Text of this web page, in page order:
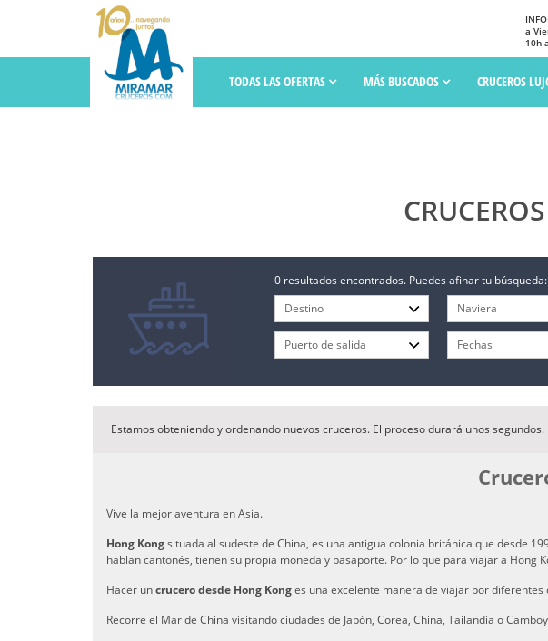
a
10h
TODAS LAS OFERTAS MÁS BUSCADOS CRUCEROS
0 resultados encontrados. Puedes afinar tu búsqueda:
Estamos obteniendo y ordenando nuevos cruceros. El proceso durará unos segundos.
Vive la mejor aventura en Asia.
Hong Kongsituada al sudeste de China, es una antigua colonia británica que desde
hablan cantonés, tienen su propia moneda y pasaporte. Por lo que para viajar a Hong
Hacer uncrucero desde Hong Konges una excelente manera de viajar por
Recorre el Mar de China visitando ciudades de Japón, Corea, China, Tailandia o